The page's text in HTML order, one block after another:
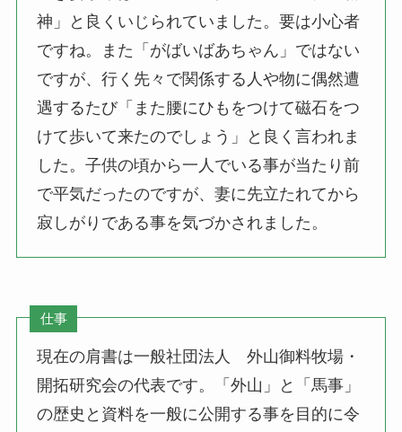
神」と良くいじられていました。要は小心者
ですね。また「がばいばあちゃん」ではない
ですが、行く先々で関係する人や物に偶然遭
遇するたび「また腰にひもをつけて磁石をつ
けて歩いて来たのでしょう」と良く言われま
した。子供の頃から一人でいる事が当たり前
で平気だったのですが、妻に先立たれてから
寂しがりである事を気づかされました。
仕事
現在の肩書は一般社団法人 外山御料牧場・
開拓研究会の代表です。「外山」と「馬事」
の歴史と資料を一般に公開する事を目的に令